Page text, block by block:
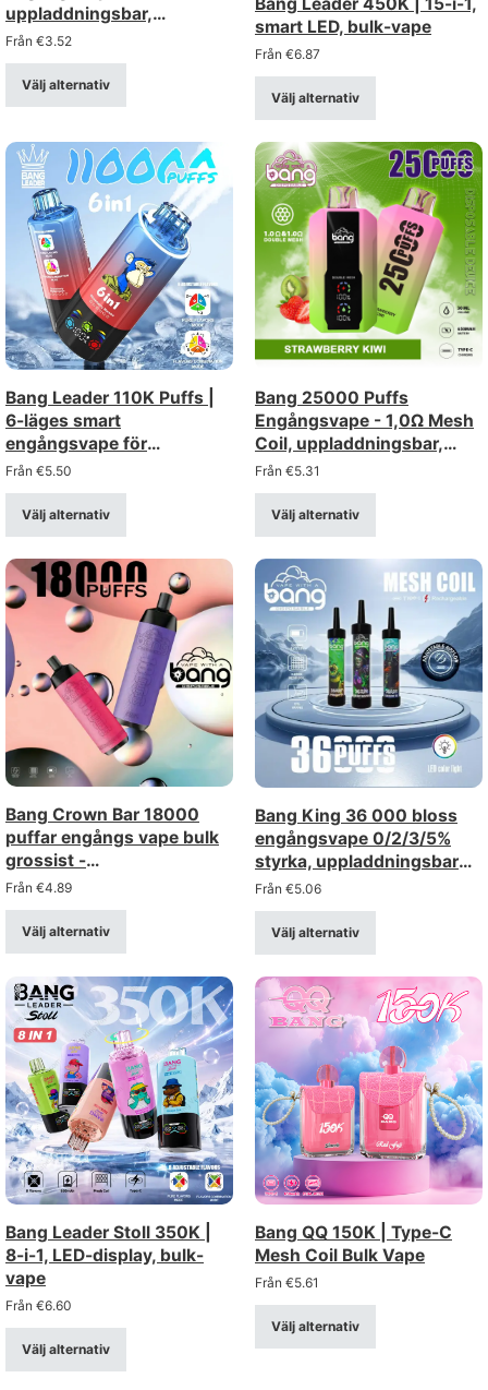
uppladdningsbar,
justerbart luftflöde
Från €3.52
Välj alternativ
smart LED, bulk-vape
Från €6.87
Välj alternativ
Bang Leader 110K Puffs |
6-läges smart
engångsvape för
grossister och
distributörer
Från €5.50
Välj alternativ
Bang 25000 Puffs
Engångsvape - 1,0Ω Mesh
Coil, uppladdningsbar,
display
Från €5.31
Välj alternativ
Bang Crown Bar 18000
puffar engångs vape bulk
grossist -
uppladdningsbar, mesh
Coil
Från €4.89
Välj alternativ
Bang King 36 000 bloss
engångsvape 0/2/3/5%
styrka, uppladdningsbar
med färgad LED-lampa,
köp i bulk, grossistpris
Från €5.06
Välj alternativ
Bang Leader Stoll 350K |
8-i-1, LED-display, bulk-
vape
Från €6.60
Välj alternativ
Bang QQ 150K | Type-C
Mesh Coil Bulk Vape
Från €5.61
Välj alternativ